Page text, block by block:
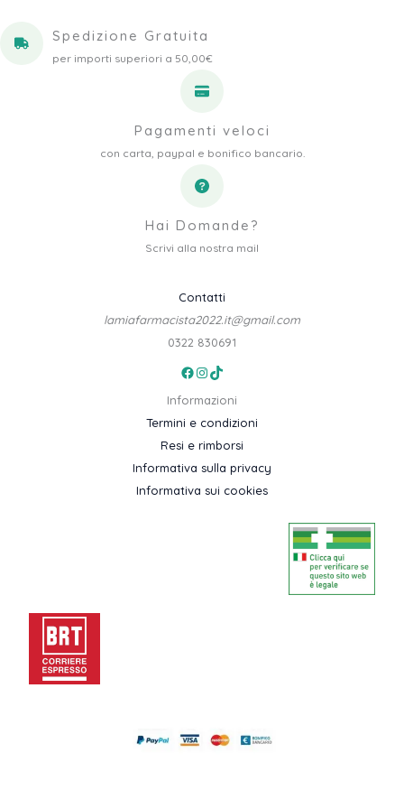
Spedizione Gratuita
per importi superiori a 50,00€
Pagamenti veloci
con carta, paypal e bonifico bancario.
Hai Domande?
Scrivi alla nostra mail
Contatti
lamiafarmacista2022.it@gmail.com
0322 830691
Facebook
Instagram
TikTok
Informazioni
Termini e condizioni
Resi e rimborsi
Informativa sulla privacy
Informativa sui cookies